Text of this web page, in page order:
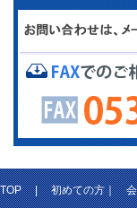
TOP|初めての方｜